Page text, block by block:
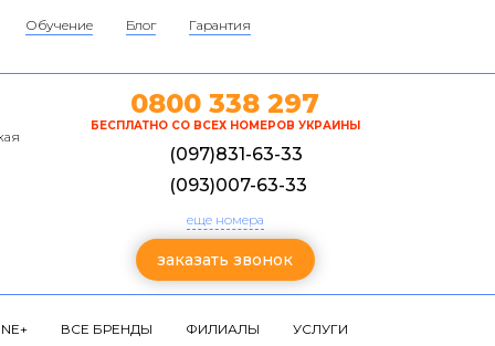
Обучение Блог
Гарантия
0800 338 297
БЕСПЛАТНО СО ВСЕХ НОМЕРОВ УКРАИНЫ
(097)831-63-33
(093)007-63-33
еще номера
заказать звонок
ВСЕ БРЕНДЫ ФИЛИАЛЫ УСЛУГИ